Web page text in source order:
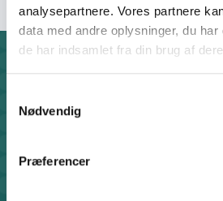
analysepartnere. Vores partnere
data med andre oplysninger, du
de har indsamlet fra din brug af
Nødvendig
Præferencer
Kontakt
Klosterport 4x, 8000 Aarhus
cisu@cisu.dk